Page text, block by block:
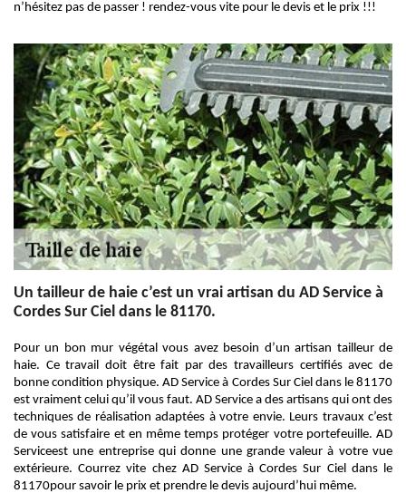
n’hésitez pas de passer ! rendez-vous vite pour le devis et le prix !!!
Un tailleur de haie c’est un vrai artisan du AD Service à
Cordes Sur Ciel dans le 81170.
Pour un bon mur végétal vous avez besoin d’un artisan tailleur de
haie. Ce travail doit être fait par des travailleurs certifiés avec de
bonne condition physique. AD Service à Cordes Sur Ciel dans le 81170
est vraiment celui qu’il vous faut. AD Service a des artisans qui ont des
techniques de réalisation adaptées à votre envie. Leurs travaux c’est
de vous satisfaire et en même temps protéger votre portefeuille. AD
Serviceest une entreprise qui donne une grande valeur à votre vue
extérieure. Courrez vite chez AD Service à Cordes Sur Ciel dans le
81170pour savoir le prix et prendre le devis aujourd’hui même.